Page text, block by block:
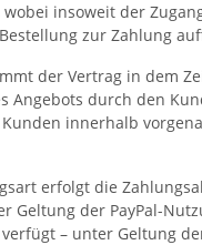
insoweit der
zur Zahlung
der Vertrag in dem
Angebots durch den
innerhalb
erfolgt die
Geltung der PayPal-
– unter Geltung